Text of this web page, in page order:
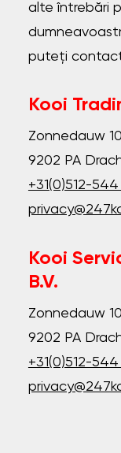
alte întrebări
puteți
Kooi
Zonnedauw 10
9202 PA
+31(0)512-544
Kooi
B.V.
Zonnedauw 10
9202 PA
+31(0)512-544